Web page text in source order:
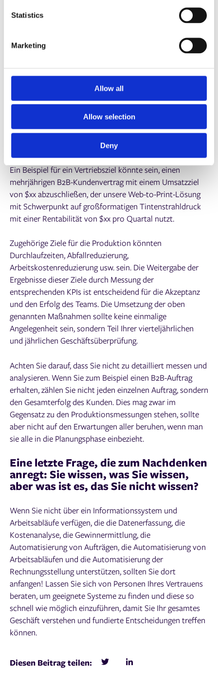
Statistics
Marketing
Allow all
Allow selection
Deny
kommunizieren.
Beziehen Sie Ihr gesamtes Team ein! Am besten ist es, für
jede Führungskraft Ziele festzulegen. Achten Sie darauf,
den größten Erfolg mit einem dienenden Führungsstil
ich Ihnen bei Ihrer Arbeit helfen, die Arbeit für unsere
Kunden zu erledigen?“ Setzen Sie sich Ziele für jedes
Quartal und verwenden Sie SMART-Ziele, um den Erfolg
Ein Beispiel für ein Vertriebsziel könnte sein, einen
mehrjährigen B2B-Kundenvertrag mit einem Umsatzziel
von $xx abzuschließen, der unsere Web-to-Print-Lösung
mit Schwerpunkt auf großformatigen Tintenstrahldruck
mit einer Rentabilität von $xx pro Quartal nutzt.
Zugehörige Ziele für die Produktion könnten
Durchlaufzeiten, Abfallreduzierung,
Arbeitskostenreduzierung usw. sein. Die Weitergabe der
Ergebnisse dieser Ziele durch Messung der
entsprechenden KPIs ist entscheidend für die Akzeptanz
und den Erfolg des Teams. Die Umsetzung der oben
genannten Maßnahmen sollte keine einmalige
Angelegenheit sein, sondern Teil Ihrer vierteljährlichen
und jährlichen Geschäftsüberprüfung.
Achten Sie darauf, dass Sie nicht zu detailliert messen und
analysieren. Wenn Sie zum Beispiel einen B2B-Auftrag
erhalten, zählen Sie nicht jeden einzelnen Auftrag, sondern
den Gesamterfolg des Kunden. Dies mag zwar im
Gegensatz zu den Produktionsmessungen stehen, sollte
aber nicht auf den Erwartungen aller beruhen, wenn man
sie alle in die Planungsphase einbezieht.
Eine letzte Frage, die zum Nachdenken
anregt: Sie wissen, was Sie wissen,
aber was ist es, das Sie nicht wissen?
Wenn Sie nicht über ein Informationssystem und
Arbeitsabläufe verfügen, die die Datenerfassung, die
Kostenanalyse, die Gewinnermittlung, die
Automatisierung von Aufträgen, die Automatisierung von
Arbeitsabläufen und die Automatisierung der
Rechnungsstellung unterstützen, sollten Sie dort
anfangen! Lassen Sie sich von Personen Ihres Vertrauens
beraten, um geeignete Systeme zu finden und diese so
schnell wie möglich einzuführen, damit Sie Ihr gesamtes
Geschäft verstehen und fundierte Entscheidungen treffen
können.
Diesen Beitrag teilen: